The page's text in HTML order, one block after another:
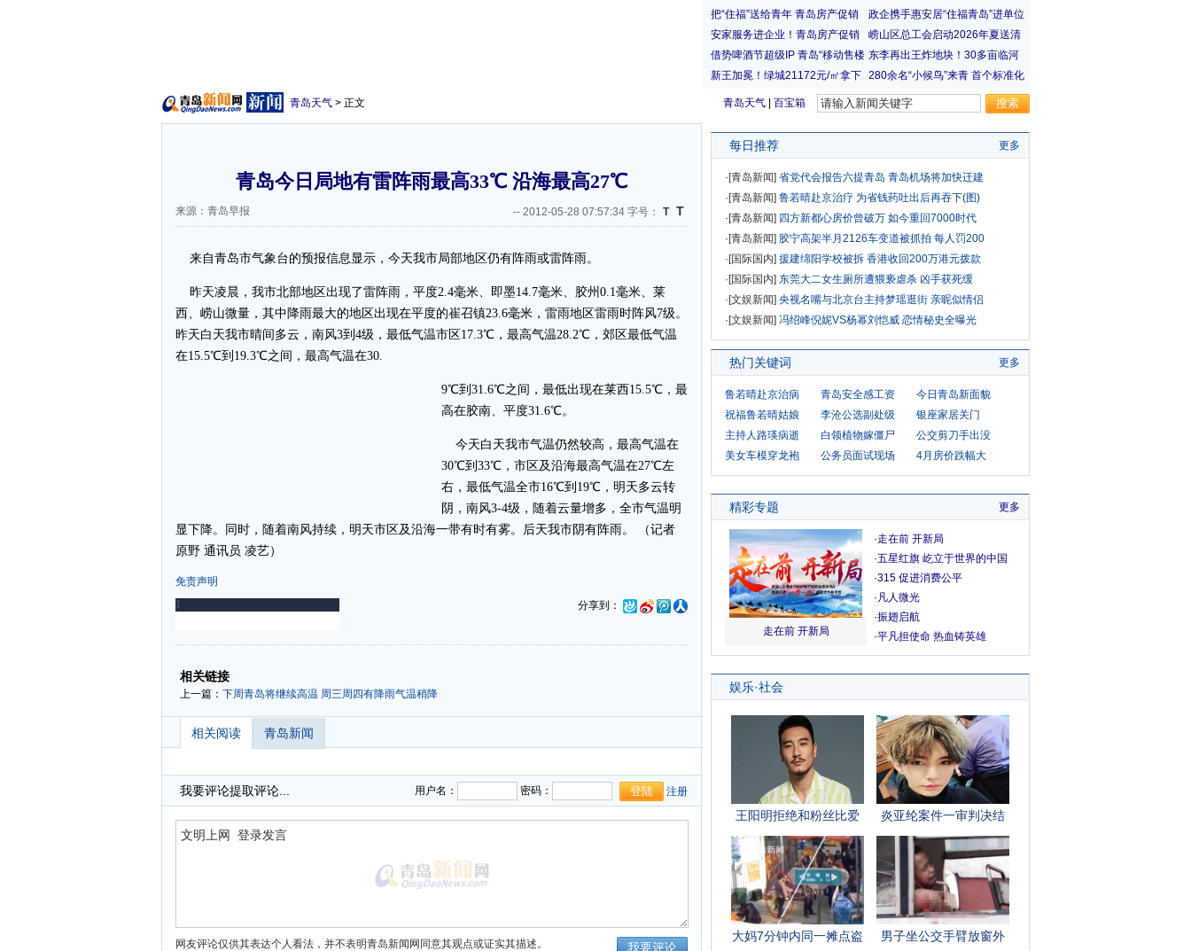
青岛天气 百宝箱
青岛天气 > 正文
青岛今日局地有雷阵雨最高33℃ 沿海最高27℃
来源：青岛早报 -- 2012-05-28 07:57:34 字号： T T
来自青岛市气象台的预报信息显示，今天我市局部地区仍有阵雨或雷阵雨。
昨天凌晨，我市北部地区出现了雷阵雨，平度2.4毫米、即墨14.7毫米、胶州0.1毫米、莱
西、崂山微量，其中降雨最大的地区出现在平度的崔召镇23.6毫米，雷雨地区雷雨时阵风7级。
昨天白天我市晴间多云，南风3到4级，最低气温市区17.3℃，最高气温28.2℃，郊区最低气温
在15.5℃到19.3℃之间，最高气温在30.
9℃到31.6℃之间，最低出现在莱西15.5℃，最
高在胶南、平度31.6℃。
今天白天我市气温仍然较高，最高气温在
30℃到33℃，市区及沿海最高气温在27℃左
右，最低气温全市16℃到19℃，明天多云转
阴，南风3-4级，随着云量增多，全市气温明
显下降。同时，随着南风持续，明天市区及沿海一带有时有雾。后天我市阴有阵雨。 （记者
原野 通讯员 凌艺）
免责声明
分享到：
-
相关链接
上一篇： 下周青岛将继续高温 周三周四有降雨气温稍降
相关阅读 青岛新闻
我要评论提取评论... 用户名： 密码： 注册
网友评论仅供其表达个人看法，并不表明青岛新闻网同意其观点或证实其描述。
每日推荐 更多
·[青岛新闻] 省党代会报告六提青岛 青岛机场将加快迁建
·[青岛新闻] 鲁若晴赴京治疗 为省钱药吐出后再吞下(图)
·[青岛新闻] 四方新都心房价曾破万 如今重回7000时代
·[青岛新闻] 胶宁高架半月2126车变道被抓拍 每人罚200
·[国际国内] 援建绵阳学校被拆 香港收回200万港元拨款
·[国际国内] 东莞大二女生厕所遭猥亵虐杀 凶手获死缓
·[文娱新闻] 央视名嘴与北京台主持梦瑶逛街 亲昵似情侣
·[文娱新闻] 冯绍峰倪妮VS杨幂刘恺威 恋情秘史全曝光
热门关键词 更多
鲁若晴赴京治病 青岛安全感工资
今日青岛新面貌
祝福鲁若晴姑娘
李沧公选副处级
银座家居关门
主持人路瑛病逝
白领植物嫁僵尸
公交剪刀手出没
美女车模穿龙袍
公务员面试现场 4月房价跌幅大